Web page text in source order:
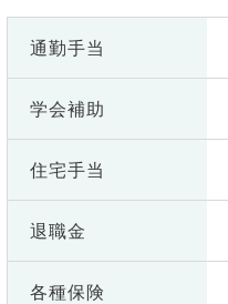
通勤手当
学会補助
住宅手当
退職金
各種保険